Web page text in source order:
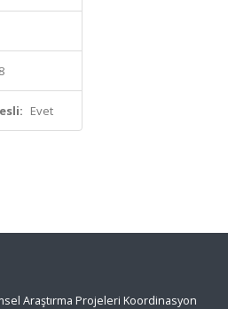
Evet
Araştırma Projeleri Koordinasyon